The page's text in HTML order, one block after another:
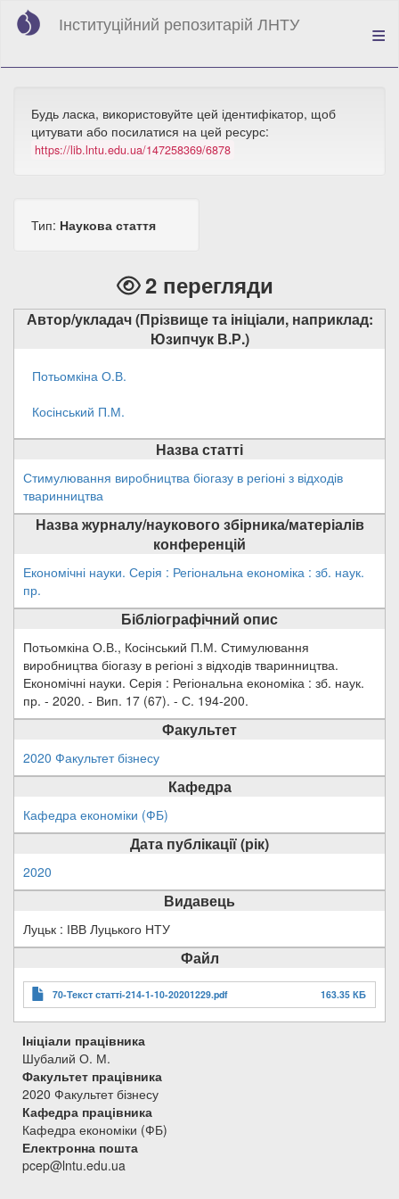
Перейти
вмісту
Інституційний репозитарій ЛНТУ
Будь ласка, використовуйте цей ідентифікатор, щоб
цитувати або посилатися на цей ресурс:
https://lib.lntu.edu.ua/147258369/6878
Тип: Наукова стаття
2 перегляди
Автор/укладач (Прізвище та ініціали, наприклад:
Юзипчук В.Р.)
Потьомкіна О.В.
Косінський П.М.
Назва статті
Стимулювання виробництва біогазу в регіоні з відходів
тваринництва
Назва журналу/наукового збірника/матеріалів
конференцій
Економічні науки. Серія : Регіональна економіка : зб. наук.
пр.
Бібліографічний опис
Потьомкіна О.В., Косінський П.М. Стимулювання
виробництва біогазу в регіоні з відходів тваринництва.
Економічні науки. Серія : Регіональна економіка : зб. наук.
пр. - 2020. - Вип. 17 (67). - С. 194-200.
Факультет
2020 Факультет бізнесу
Кафедра
Кафедра економіки (ФБ)
Дата публікації (рік)
2020
Видавець
Луцьк : ІВВ Луцького НТУ
Файл
70-Текст статті-214-1-10-20201229.pdf 163.35 КБ
Ініціали працівника
Шубалий О. М.
Факультет працівника
2020 Факультет бізнесу
Кафедра працівника
Кафедра економіки (ФБ)
Електронна пошта
pcep@lntu.edu.ua